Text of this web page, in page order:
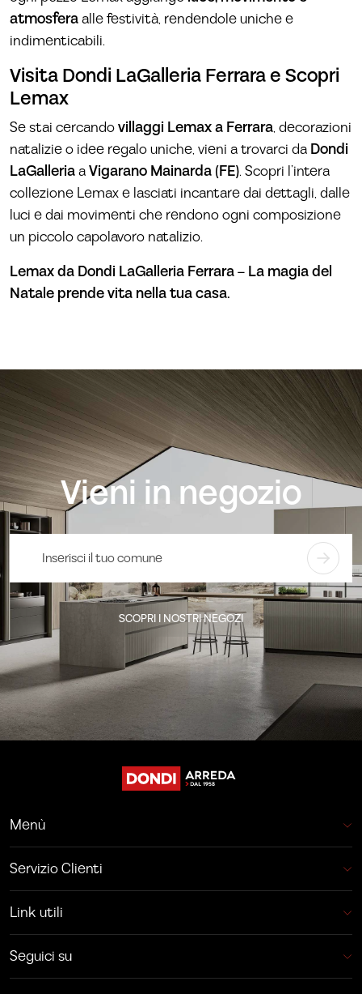
atmosferaalle festività, rendendole uniche e
indimenticabili.
Visita Dondi LaGalleria Ferrara e Scopri
Lemax
Se stai cercandovillaggi Lemax a Ferrara, decorazioni
natalizie o idee regalo uniche, vieni a trovarci da Dondi
LaGalleriaaVigarano Mainarda (FE). Scopri l’intera
collezione Lemax e lasciati incantare dai dettagli, dalle
luci e dai movimenti che rendono ogni composizione
un piccolo capolavoro natalizio.
Lemax da Dondi LaGalleria Ferrara – La magia del
Natale prende vita nella tua casa.
Vieni in negozio
SCOPRI I NOSTRI NEGOZI
Menù
Servizio Clienti
Link utili
Seguici su